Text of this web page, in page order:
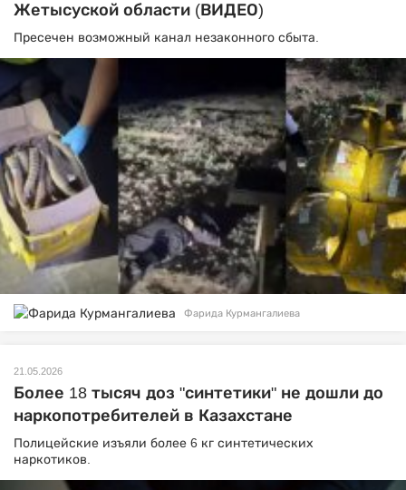
Жетысуской области (ВИДЕО)
Пресечен возможный канал незаконного сбыта.
Фарида Курмангалиева
21.05.2026
Более 18 тысяч доз "синтетики" не дошли до
наркопотребителей в Казахстане
Полицейские изъяли более 6 кг синтетических
наркотиков.